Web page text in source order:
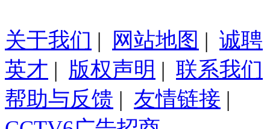
关于我们 | 网站地图 | 诚聘
英才 | 版权声明 | 联系我们
帮助与反馈 | 友情链接 |